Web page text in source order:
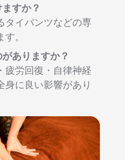
すか？
タイパンツなどの専
。
ありますか？
疲労回復・自律神経
身に良い影響があり